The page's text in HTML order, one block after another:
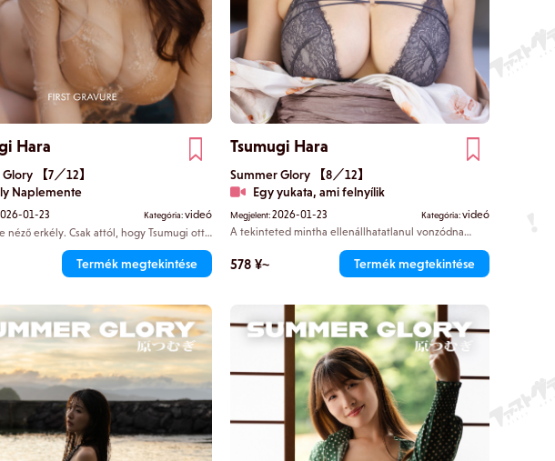
Hara
【7／12】
Naplemente
01-23 Kategória:videó
néző erkély. Csak attól, hogy Tsumugi ott
ver. A szürkület fénye gyönyörű
vet Tsumugi gyönyörűen formált testére.
Termék megtekintése
Tsumugi Hara
Summer Glory 【8／12】
Egy yukata, ami felnyílik
Megjelent:2026-01-23 Kategória:videó
A tekinteted mintha ellenállhatatlanul vonzódna
yukata puha résén keresztül látszik a combja belső
részének meztelen bőre. Ujjai végigsimítják a combját
578 ¥~ Termék megtekintése